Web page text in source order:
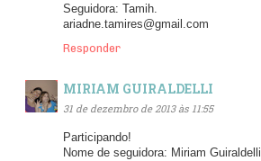
Seguidora: Tamih.
ariadne.tamires@gmail.com
Responder
MIRIAM GUIRALDELLI
31 de dezembro de 2013 às 11:55
Participando!
Nome de seguidora: Miriam Guiraldelli